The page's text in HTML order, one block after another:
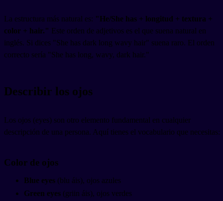
La estructura más natural es: "He/She has + longitud + textura +
color + hair." Este orden de adjetivos es el que suena natural en
inglés. Si dices "She has dark long wavy hair" suena raro. El orden
correcto sería "She has long, wavy, dark hair."
Describir los ojos
Los ojos (eyes) son otro elemento fundamental en cualquier
descripción de una persona. Aquí tienes el vocabulario que necesitas:
Color de ojos
Blue eyes (blu áis), ojos azules
Green eyes (griin áis), ojos verdes